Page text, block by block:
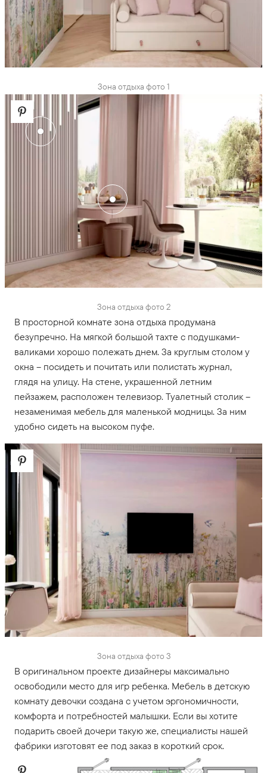
Зона отдыха фото 1
Зона отдыха фото 2
В просторной комнате зона отдыха продумана
безупречно. На мягкой большой тахте с подушками-
валиками хорошо полежать днем. За круглым столом у
окна – посидеть и почитать или полистать журнал,
глядя на улицу. На стене, украшенной летним
пейзажем, расположен телевизор. Туалетный столик –
незаменимая мебель для маленькой модницы. За ним
удобно сидеть на высоком пуфе.
Зона отдыха фото 3
В оригинальном проекте дизайнеры максимально
освободили место для игр ребенка. Мебель в детскую
комнату девочки создана с учетом эргономичности,
комфорта и потребностей малышки. Если вы хотите
подарить своей дочери такую же, специалисты нашей
фабрики изготовят ее под заказ в короткий срок.